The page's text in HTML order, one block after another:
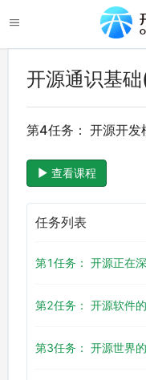
开源通识基
第4任务： 开源开发
查看课程
任务列表
第1任务： 开源正在
第2任务： 开源软件
第3任务： 开源世界